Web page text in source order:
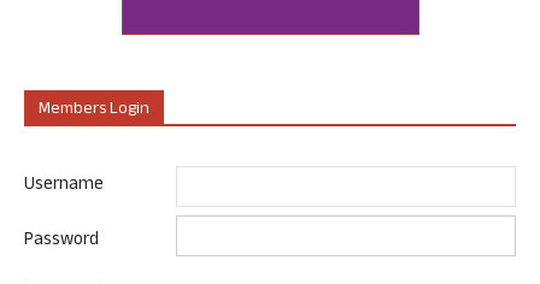
Members Login
Username
Password